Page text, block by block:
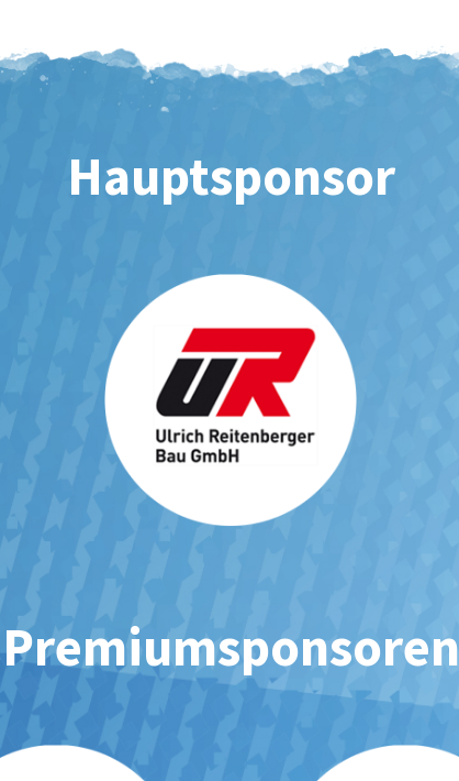
Hauptsponsor
Premiumsponsoren